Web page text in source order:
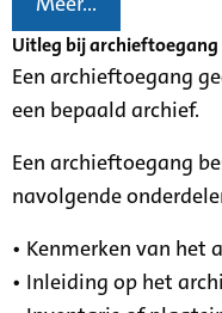
Uitleg bij archieftoegang
Een archieftoegang
een bepaald archief.
Een archieftoegang
navolgende
• Kenmerken van het
• Inleiding op het